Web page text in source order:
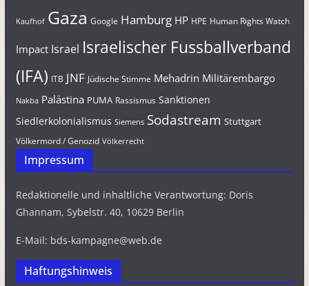
Kaufhof Gaza Google Hamburg HP HPE Human Rights Watch
Impact Israel Israelischer Fussballverband
(IFA) ITB JNF Jüdische Stimme Mehadrin Militärembargo
Nakba Palästina PUMA Rassismus Sanktionen
Siedlerkolonialismus Siemens Sodastream Stuttgart
Völkermord / Genozid Völkerrecht
Impressum
Redaktionelle und inhaltliche Verantwortung: Doris
Ghannam, Sybelstr. 40, 10629 Berlin
E-Mail: bds-kampagne@web.de
Haftungshinweis